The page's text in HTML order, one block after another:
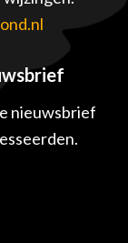
nieuwsbrief